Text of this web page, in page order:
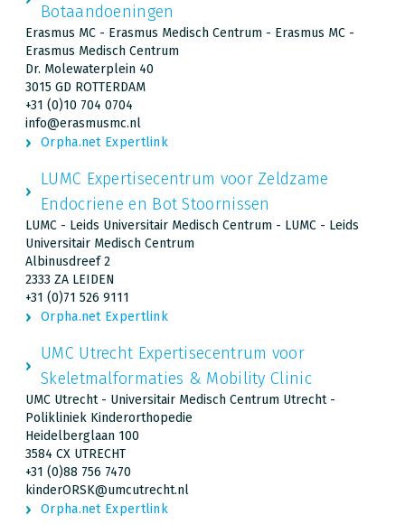
Botaandoeningen
Erasmus MC - Erasmus Medisch Centrum - Erasmus MC -
Erasmus Medisch Centrum
Dr. Molewaterplein 40
3015 GD ROTTERDAM
+31 (0)10 704 0704
info@erasmusmc.nl
Orpha.net Expertlink
LUMC Expertisecentrum voor Zeldzame
Endocriene en Bot Stoornissen
LUMC - Leids Universitair Medisch Centrum - LUMC - Leids
Universitair Medisch Centrum
Albinusdreef 2
2333 ZA LEIDEN
+31 (0)71 526 9111
Orpha.net Expertlink
UMC Utrecht Expertisecentrum voor
Skeletmalformaties & Mobility Clinic
UMC Utrecht - Universitair Medisch Centrum Utrecht -
Polikliniek Kinderorthopedie
Heidelberglaan 100
3584 CX UTRECHT
+31 (0)88 756 7470
kinderORSK@umcutrecht.nl
Orpha.net Expertlink